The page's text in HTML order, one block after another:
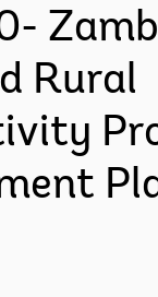
Rural